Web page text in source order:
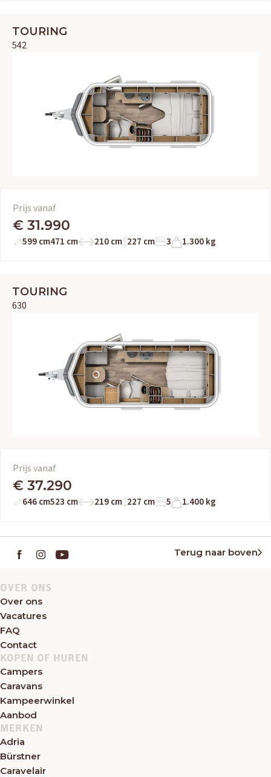
TOURING
542
Prijs vanaf
€ 31.990
599 cm471 cm 210 cm 227 cm 3 1.300 kg
TOURING
630
Prijs vanaf
€ 37.290
646 cm523 cm 219 cm 227 cm 5 1.400 kg
Terug naar boven
OVER ONS
Over ons
Vacatures
FAQ
Contact
KOPEN OF HUREN
Campers
Caravans
Kampeerwinkel
Aanbod
MERKEN
Adria
Bürstner
Caravelair